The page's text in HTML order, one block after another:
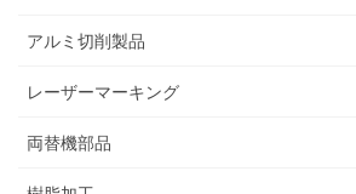
アルミ切削製品
レーザーマーキング
両替機部品